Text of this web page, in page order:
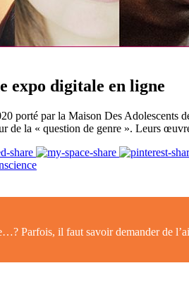
expo digitale en ligne
porté par la Maison Des
la « question de genre ». Leurs
Parfois, il faut savoir demander de